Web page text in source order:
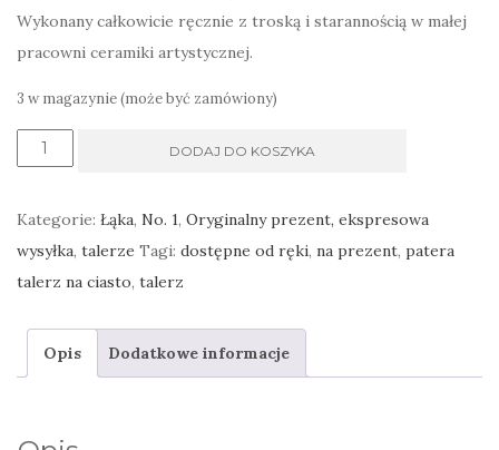
Wykonany całkowicie ręcznie z troską i starannością w małej
pracowni ceramiki artystycznej.
3 w magazynie (może być zamówiony)
ilość
ręcznie
malowany,
DODAJ DO KOSZYKA
Kategorie: Łąka, No. 1, Oryginalny prezent, ekspresowa
wysyłka, talerze Tagi: dostępne od ręki, na prezent, patera
talerz na ciasto, talerz
Opis Dodatkowe informacje